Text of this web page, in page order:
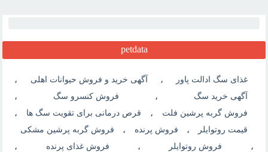
petdata
غذای سگ ادالت پاور ، آگهی خرید و فروش حیوانات اهلی ،
آگهی خرید سگ ، فروش کنسرو سگ ،
فروش گربه پرشین فلت ، قرص درمانی برای تقویت سگ ها ،
قیمت روتوایلر ، فروش پرنده ، فروش گربه پرشین مشکی
، فروش روتوایلر ، فروش غذای پرنده ،